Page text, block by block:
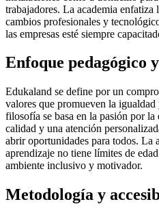
trabajadores. La academia enfatiza
cambios profesionales y
las empresas esté siempre
Enfoque pedagógico
Edukaland se define por un
valores que promueven la
filosofía se basa en la pasión por la
calidad y una atención
abrir oportunidades para todos. La
aprendizaje no tiene límites de
ambiente inclusivo y motivador.
Metodología y